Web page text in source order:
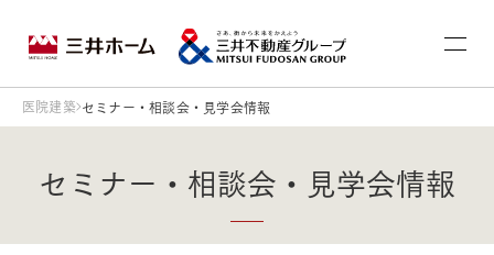
医院建築 セミナー・相談会・見学会情報
セミナー・相談会・見学会情報